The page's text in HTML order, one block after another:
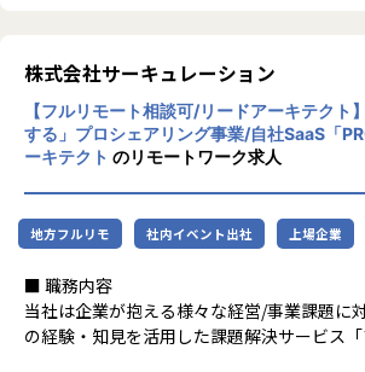
ダ・タイ出身などのメンバーからなる多様性
かで、さまざまな視点、知見、文化をもっ
ーム開発が可能です。
推奨しています。コアタイムなしのマンスリ
度を導入しており、プライベートな予定や家
せて勤務時間を調整したりリモートワークを
様々なフィールドのメンバーがそれぞれの
揮しています。
上場し、1800名規模の組織に
た。
Sun*は世界平和を目指します
ば、SDGsで語られるような大
から、身の回りの小さな生活
な課題があふれています。私
た課題解決に、デジタルテク
そして課題解決の先の未来、
い描く価値を、「自由に創造
株式会社サーキュレーション
【フルリモート相談可/リードアーキテクト
する」プロシェアリング事業/自社SaaS「
ーキテクト のリモートワーク求人
地方フルリモ 社内イベント出社 上場企業
■ 職務内容
当社は企業が抱える様々な経営/事業課題に
の経験・知見を活用した課題解決サービス